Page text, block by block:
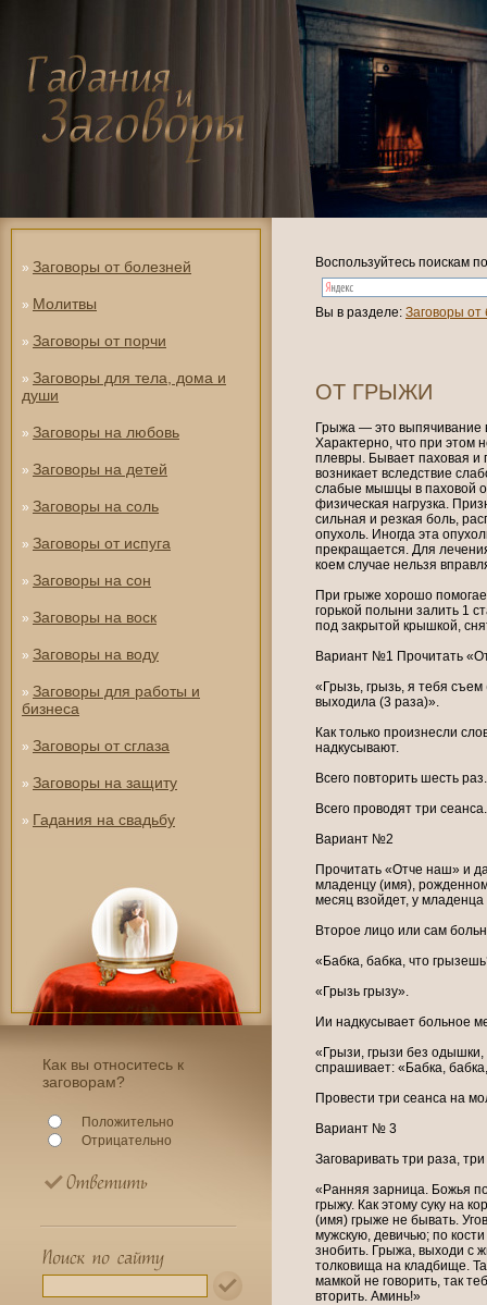
» Заговоры от болезней
» Молитвы
» Заговоры от порчи
» Заговоры для тела, дома и
души
» Заговоры на любовь
» Заговоры на детей
» Заговоры на соль
» Заговоры от испуга
» Заговоры на сон
» Заговоры на воск
» Заговоры на воду
» Заговоры для работы и
бизнеса
» Заговоры от сглаза
» Заговоры на защиту
» Гадания на свадьбу
Как вы относитесь к
заговорам?
Положительно
Отрицательно
Воспользуйтесь поискам
Вы в разделе: Заговоры от
ОТ ГРЫЖИ
Грыжа — это выпячивание
Характерно, что при этом
плевры. Бывает паховая
возникает вследствие
слабые мышцы в паховой
физическая нагрузка.
сильная и резкая боль,
опухоль. Иногда эта
прекращается. Для
коем случае нельзя
При грыже хорошо
горькой полыни залить 1
под закрытой крышкой,
Вариант №1 Прочитать
«Грызь, грызь, я тебя
выходила (3 раза)».
Как только произнесли
надкусывают.
Всего повторить шесть раз.
Всего проводят три сеанса.
Вариант №2
Прочитать «Отче наш» и
младенцу (имя),
месяц взойдет, у
Второе лицо или сам
«Бабка, бабка, что
«Грызь грызу».
Ии надкусывает больное
«Грызи, грызи без
спрашивает: «Бабка,
Провести три сеанса на
Вариант № 3
Заговаривать три раза,
«Ранняя зарница. Божья
грыжу. Как этому суку на
(имя) грыже не бывать.
мужскую, девичью; по
знобить. Грыжа, выходи с
толковища на кладбище.
мамкой не говорить, так
вторить. Аминь!»